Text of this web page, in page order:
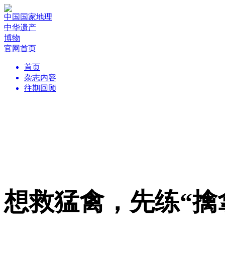
中国国家地理
中华遗产
博物
官网首页
首页
杂志内容
往期回顾
想救猛禽，先练“擒